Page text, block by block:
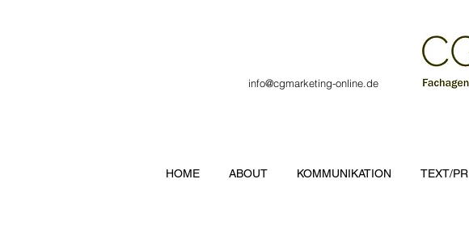
info@cgmarketing-online.de
HOME ABOUT KOMMUNIKATION TEXT/PR